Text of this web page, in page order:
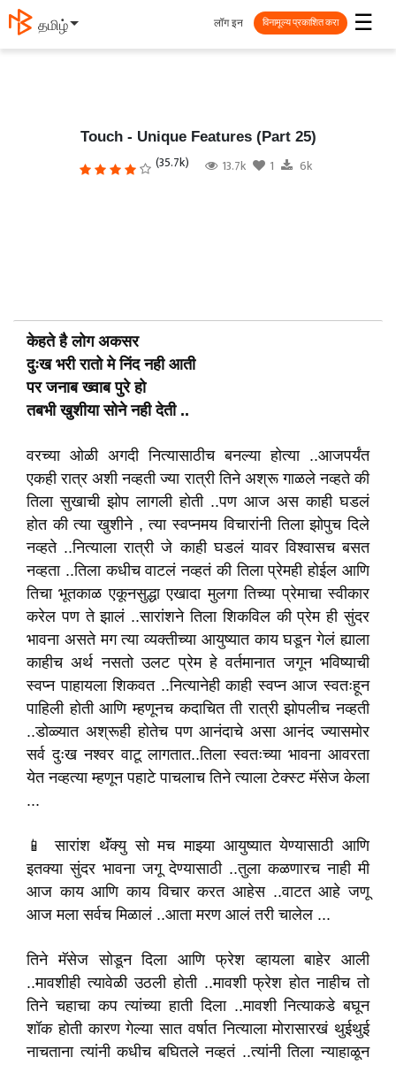
தமிழ் ☰
लॉग इन विनामूल्य प्रकाशित करा
Touch - Unique Features (Part 25)
(35.7k) 13.7k 1 6k
केहते हैलोग अकसर
दुःखभरी रातो मेनिंदनही आती
पर जनाब ख्वाबपुरे हो
तबभी खुशीया सोने नही देती ..
वरच्या ओळी अगदी नित्यासाठीच बनल्या होत्या ..आजपर्यंत
एकही रात्र अशी नव्हती ज्या रात्री तिने अश्रू गाळले नव्हते की
तिला सुखाची झोप लागली होती ..पण आज अस काही घडलं
होत की त्या खुशीने , त्या स्वप्नमय विचारांनी तिला झोपुच दिले
नव्हते ..नित्याला रात्री जे काही घडलं यावर विश्वासच बसत
नव्हता ..तिला कधीच वाटलं नव्हतं की तिला प्रेमही होईल आणि
तिचा भूतकाळ एकूनसुद्धा एखादा मुलगा तिच्या प्रेमाचा स्वीकार
करेल पण ते झालं ..सारांशने तिला शिकविल की प्रेम ही सुंदर
भावना असते मग त्या व्यक्तीच्या आयुष्यात काय घडून गेलं ह्याला
काहीच अर्थ नसतो उलट प्रेम हे वर्तमानात जगून भविष्याची
स्वप्न पाहायला शिकवत ..नित्यानेही काही स्वप्न आज स्वतःहून
पाहिली होती आणि म्हणूनच कदाचित ती रात्री झोपलीच नव्हती
..डोळ्यात अश्रूही होतेच पण आनंदाचे असा आनंद ज्यासमोर
सर्व दुःख नश्वर वाटू लागतात..तिला स्वतःच्या भावना आवरता
येत नव्हत्या म्हणून पहाटे पाचलाच तिने त्याला टेक्स्ट मॅसेज केला
...
📱 सारांश थॅंक्यु सो मच माझ्या आयुष्यात येण्यासाठी आणि
इतक्या सुंदर भावना जगू देण्यासाठी ..तुला कळणारच नाही मी
आज काय आणि काय विचार करत आहेस ..वाटत आहे जणू
आज मला सर्वच मिळालं ..आता मरण आलं तरी चालेल ...
तिने मॅसेज सोडून दिला आणि फ्रेश व्हायला बाहेर आली
..मावशीही त्यावेळी उठली होती ..मावशी फ्रेश होत नाहीच तो
तिने चहाचा कप त्यांच्या हाती दिला ..मावशी नित्याकडे बघून
शॉक होती कारण गेल्या सात वर्षात नित्याला मोरासारखं थुईथुई
नाचताना त्यांनी कधीच बघितले नव्हतं ..त्यांनी तिला न्याहाळून